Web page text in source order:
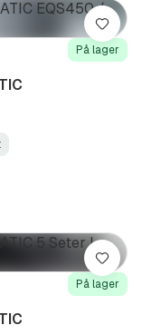
På lager
Lagre
På lager
Lagre